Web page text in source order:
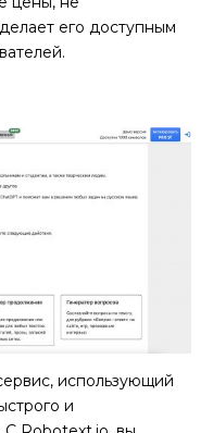
его доступным
использующий
и